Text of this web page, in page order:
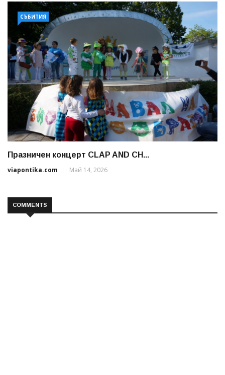
СЪБИТИЯ
Празничен концерт CLAP AND CH...
viapontika.com
Май 14, 2026
COMMENTS